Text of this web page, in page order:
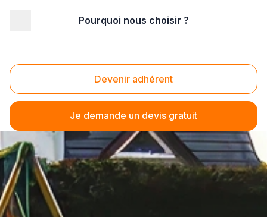
Pourquoi nous choisir ?
Devenir adhérent
Je demande un devis gratuit